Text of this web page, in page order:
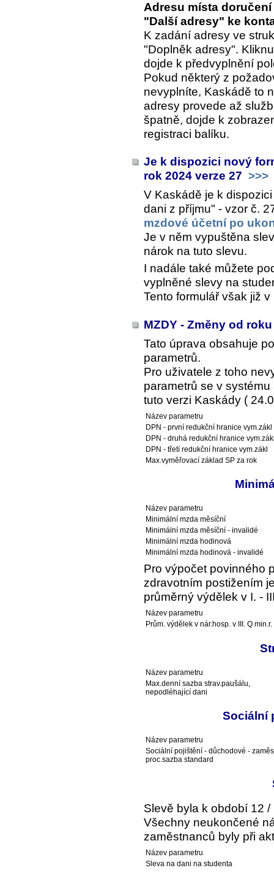
Adresu místa
"Další adresy" ke
K zadání adresy ve
"Doplněk adresy".
dojde k předvyplnění
Pokud některý z
nevyplníte, Kaskádě to
adresy provede až
špatně, dojde k
registraci balíku.
Je k dispozici nový
rok 2024 verze 27 >>>
V Kaskádě je k
dani z příjmu" - vzor č.
mzdové účetní po
Je v něm vypuštěna
nárok na tuto slevu.
I nadále také můžete
vyplněné slevy na
Tento formulář však již
MZDY - Změny od
Tato úprava obsahuje
parametrů.
Pro uživatele z toho
parametrů se v
tuto verzi Kaskády (
Název parametru
DPN - první redukční hranice vym.zákl
DPN - druhá redukční hranice
DPN - třetí redukční hranice vym.zákl
Max.vyměřovací základ SP za rok
Název parametru
Minimální mzda měsíční
Minimální mzda měsíční - invalidé
Minimální mzda hodinová
Minimální mzda hodinová - invalidé
Pro výpočet povinného
zdravotním postižením
průměrný výdělek v I. -
Název parametru
Prům. výdělek v nár.hosp. v III. Q min.r.
Název parametru
Max.denní sazba strav.paušálu,
nepodléhající dani
Sociální
Název parametru
Sociální pojištění - důchodové -
proc.sazba standard
Slevě byla k období 12
Všechny neukončené
zaměstnanců byly při
Název parametru
Sleva na dani na studenta